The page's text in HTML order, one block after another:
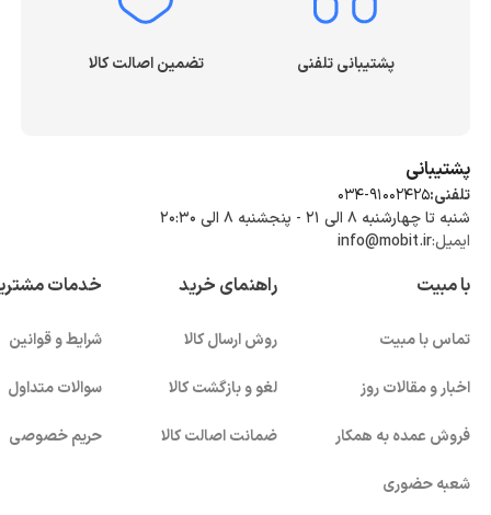
پشتیبانی تلفنی تضمین اصالت کالا
پشتیبانی
تلفنی:034-91002425
شنبه تا چهارشنبه ۸ الی ۲۱ - پنجشنبه 8 الی ۲۰:۳۰
ایمیل:info@mobit.ir
با مبیت
تماس با مبیت
اخبار و مقالات روز
فروش عمده به همکار
شعبه حضوری
راهنمای خرید
روش ارسال کالا
لغو و بازگشت کالا
ضمانت اصالت کالا
خدمات
شرایط و قوانین
سوالات متداول
حریم خصوصی